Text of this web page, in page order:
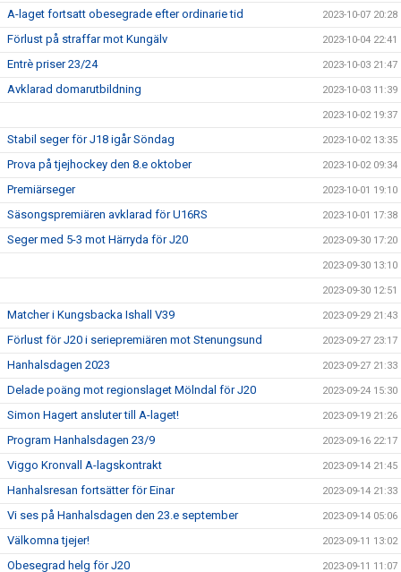
A-laget fortsatt obesegrade efter ordinarie tid 2023-10-07 20:28
Förlust på straffar mot Kungälv 2023-10-04 22:41
Entrè priser 23/24 2023-10-03 21:47
Avklarad domarutbildning 2023-10-03 11:39
2023-10-02 19:37
Stabil seger för J18 igår Söndag 2023-10-02 13:35
Prova på tjejhockey den 8.e oktober 2023-10-02 09:34
Premiärseger 2023-10-01 19:10
Säsongspremiären avklarad för U16RS 2023-10-01 17:38
Seger med 5-3 mot Härryda för J20 2023-09-30 17:20
2023-09-30 13:10
2023-09-30 12:51
Matcher i Kungsbacka Ishall V39 2023-09-29 21:43
Förlust för J20 i seriepremiären mot Stenungsund 2023-09-27 23:17
Hanhalsdagen 2023 2023-09-27 21:33
Delade poäng mot regionslaget Mölndal för J20 2023-09-24 15:30
Simon Hagert ansluter till A-laget! 2023-09-19 21:26
Program Hanhalsdagen 23/9 2023-09-16 22:17
Viggo Kronvall A-lagskontrakt 2023-09-14 21:45
Hanhalsresan fortsätter för Einar 2023-09-14 21:33
Vi ses på Hanhalsdagen den 23.e september 2023-09-14 05:06
Välkomna tjejer! 2023-09-11 13:02
Obesegrad helg för J20 2023-09-11 11:07